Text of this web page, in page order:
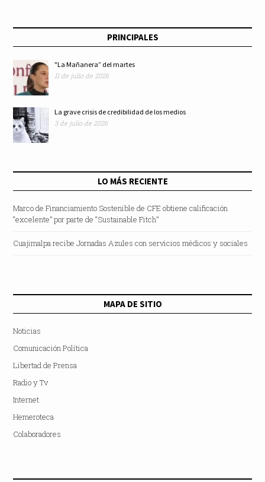
PRINCIPALES
"La Mañanera” del martes
11 de julio de 2026
La grave crisis de credibilidad de los medios
3 de julio de 2026
LO MÁS RECIENTE
Marco de Financiamiento Sostenible de CFE obtiene calificación
“excelente” por parte de “Sustainable Fitch”
Cuajimalpa recibe Jornadas Azules con servicios médicos y sociales
MAPA DE SITIO
Noticias
Comunicación Política
Libertad de Prensa
Radio y Tv
Internet
Hemeroteca
Colaboradores